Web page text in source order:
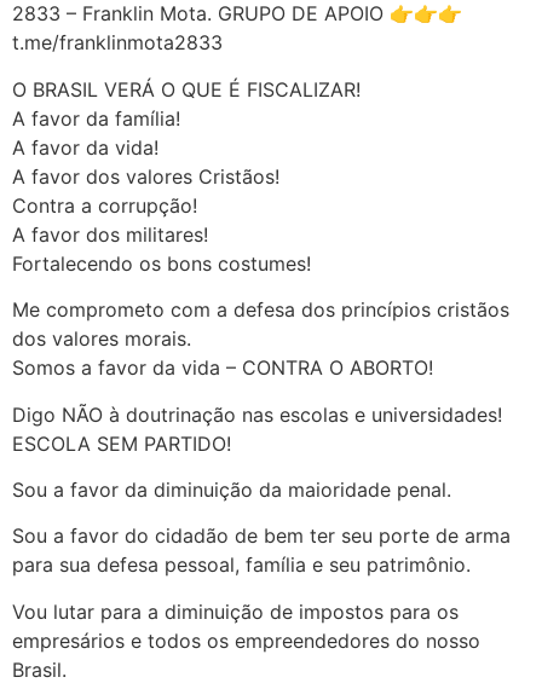
2833 – Franklin Mota. GRUPO DE APOIO 👉👉👉
t.me/franklinmota2833
O BRASIL VERÁ O QUE É FISCALIZAR!
A favor da família!
A favor da vida!
A favor dos valores Cristãos!
Contra a corrupção!
A favor dos militares!
Fortalecendo os bons costumes!
Me comprometo com a defesa dos princípios cristãos
dos valores morais.
Somos a favor da vida – CONTRA O ABORTO!
Digo NÃO à doutrinação nas escolas e universidades!
ESCOLA SEM PARTIDO!
Sou a favor da diminuição da maioridade penal.
Sou a favor do cidadão de bem ter seu porte de arma
para sua defesa pessoal, família e seu patrimônio.
Vou lutar para a diminuição de impostos para os
empresários e todos os empreendedores do nosso
Brasil.